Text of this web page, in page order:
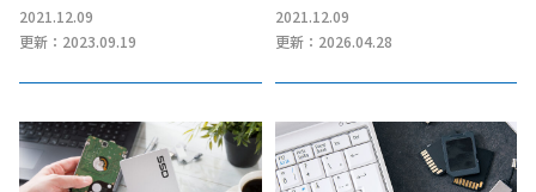
2021.12.09
更新：2023.09.19
2021.12.09
更新：2026.04.28